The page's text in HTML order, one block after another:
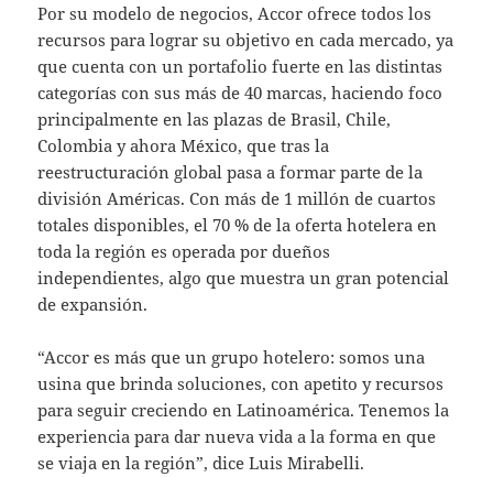
Por su modelo de negocios, Accor ofrece todos los
recursos para lograr su objetivo en cada mercado, ya
que cuenta con un portafolio fuerte en las distintas
categorías con sus más de 40 marcas, haciendo foco
principalmente en las plazas de Brasil, Chile,
Colombia y ahora México, que tras la
reestructuración global pasa a formar parte de la
división Américas. Con más de 1 millón de cuartos
totales disponibles, el 70 % de la oferta hotelera en
toda la región es operada por dueños
independientes, algo que muestra un gran potencial
de expansión.
“Accor es más que un grupo hotelero: somos una
usina que brinda soluciones, con apetito y recursos
para seguir creciendo en Latinoamérica. Tenemos la
experiencia para dar nueva vida a la forma en que
se viaja en la región”, dice Luis Mirabelli.